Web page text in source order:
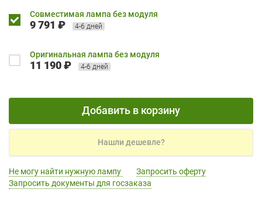
Совместимая лампа без модуля
9 791 ₽ 4-6 дней
Оригинальная лампа без модуля
11 190 ₽ 4-6 дней
Добавить в корзину
Нашли дешевле?
Не могу найти нужную лампу
Запросить оферту
Запросить документы для госзаказа